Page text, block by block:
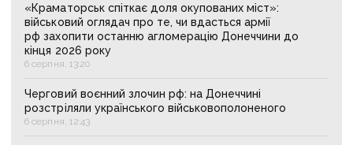
«Краматорськ спіткає доля окупованих міст»:
військовий оглядач про те, чи вдасться армії
рф захопити останню агломерацію Донеччини до
кінця 2026 року
6 серпня, 13:20
Черговий воєнний злочин рф: на Донеччині
розстріляли українського військовополоненого
6 серпня, 12:43